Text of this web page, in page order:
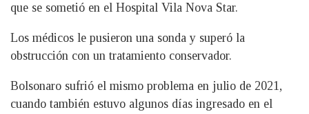
que se sometió en el Hospital Vila Nova Star.
Los médicos le pusieron una sonda y superó la
obstrucción con un tratamiento conservador.
Bolsonaro sufrió el mismo problema en julio de 2021,
cuando también estuvo algunos días ingresado en el